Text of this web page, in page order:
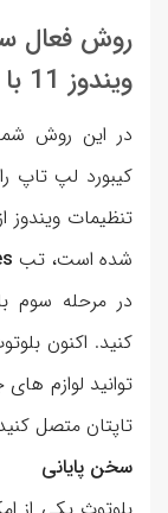
روش فعال
ویندوز 11 با استفاده از تنظیمات ویندوز
در این روش شما
کیبورد لپ تاپ
تنظیمات ویندوز
شده است، تب
در مرحله سوم
کنید. اکنون
توانید لوازم
تاپتان متصل
سخن پایانی